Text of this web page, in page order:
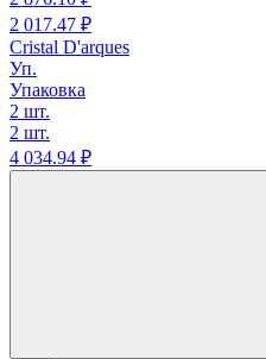
2 017.47 ₽
Cristal D'arques
Уп.
Упаковка
2 шт.
2 шт.
4 034.94 ₽